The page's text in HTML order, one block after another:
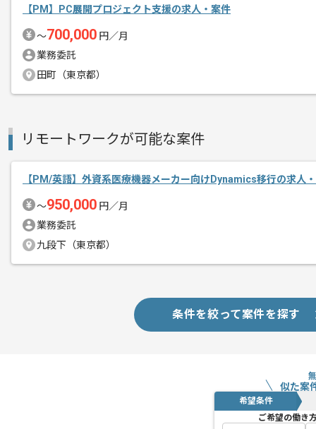
複数案件を保有している企業ですので、
基本的には一部リモート作業を見込んで
【PM】PC展開プロジェクト支援の求人・案件
〜700,000 円／月
業務委託
田町（東京都）
リモートワークが可能な案件
【PM/英語】外資系医療機器メーカー向けDynamics移行の求人
〜950,000 円／月
業務委託
九段下（東京都）
条件を絞って案件を探す
似た案
希望条件
ご希望の働き